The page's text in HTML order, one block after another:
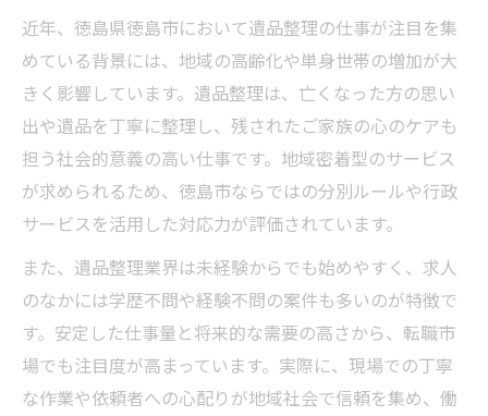
近年、徳島県徳島市において遺品整理の仕事が注目を集
めている背景には、地域の高齢化や単身世帯の増加が大
きく影響しています。遺品整理は、亡くなった方の思い
出や遺品を丁寧に整理し、残されたご家族の心のケアも
担う社会的意義の高い仕事です。地域密着型のサービス
が求められるため、徳島市ならではの分別ルールや行政
サービスを活用した対応力が評価されています。
また、遺品整理業界は未経験からでも始めやすく、求人
のなかには学歴不問や経験不問の案件も多いのが特徴で
す。安定した仕事量と将来的な需要の高さから、転職市
場でも注目度が高まっています。実際に、現場での丁寧
な作業や依頼者への心配りが地域社会で信頼を集め、働